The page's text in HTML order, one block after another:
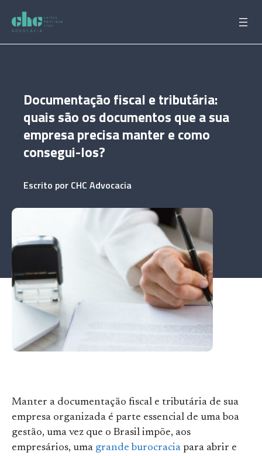
para
conteúdo
Documentação fiscal e tributária:
quais são os documentos que a sua
empresa precisa manter e como
consegui-los?
Escrito por CHC Advocacia
Manter a documentação fiscal e tributária de sua
empresa organizada é parte essencial de uma boa
gestão, uma vez que o Brasil impõe, aos
empresários, uma grande burocracia para abrir e